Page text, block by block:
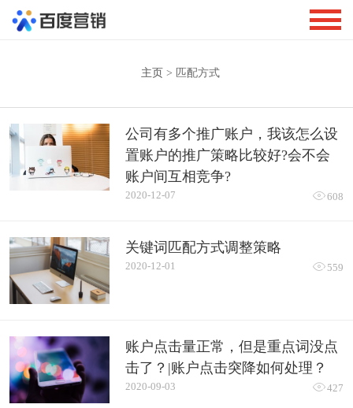
主页 > 匹配方式
公司有多个推广账户，我该怎么设
置账户的推广策略比较好?会不会
账户间互相竞争?
2020-12-07 608
关键词匹配方式调整策略
2020-12-01  559
账户点击量正常，但是重点词没点
击了？|账户点击突降如何处理？
2020-09-03 427